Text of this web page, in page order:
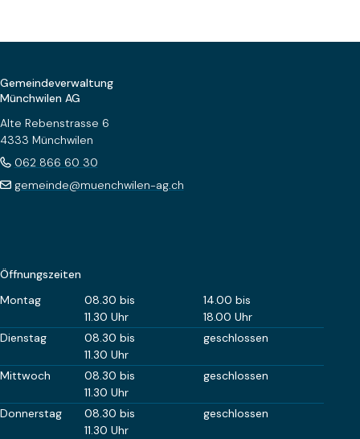
Gemeindeverwaltung
Münchwilen AG
Alte Rebenstrasse 6
4333 Münchwilen
062 866 60 30
gemeinde@muenchwilen-ag.ch
Öffnungszeiten
Wochentag
Öffnungszeiten Vormittag Öffnungszeiten
Montag
08.30 bis
11.30 Uhr
14.00 bis
18.00 Uhr
Dienstag
08.30 bis
11.30 Uhr
geschlossen
Mittwoch
08.30 bis
11.30 Uhr
geschlossen
Donnerstag
08.30 bis
11.30 Uhr
geschlossen